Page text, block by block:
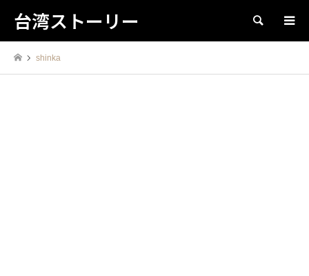
台湾ストーリー 検索
shinka